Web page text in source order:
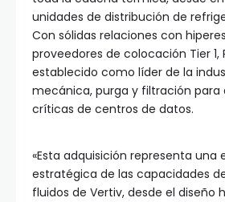
unidades de distribución de
Con sólidas relaciones con
proveedores de colocación Tier 1,
establecido como líder de la
mecánica, purga y filtración para
críticas de centros de datos.
«Esta adquisición representa una
estratégica de las capacidades
fluidos de Vertiv, desde el diseño